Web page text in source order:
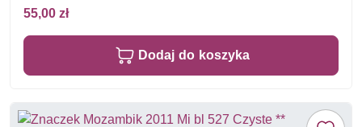
55,00 zł
Dodaj do koszyka